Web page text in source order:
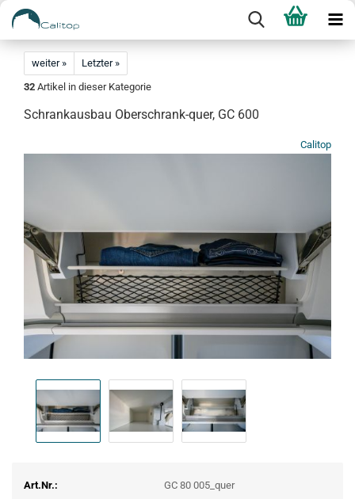
weiter »
Letzter »
32 Artikel in dieser Kategorie
Schrankausbau Oberschrank-quer, GC 600
Calitop
Art.Nr.:
GC 80 005_quer